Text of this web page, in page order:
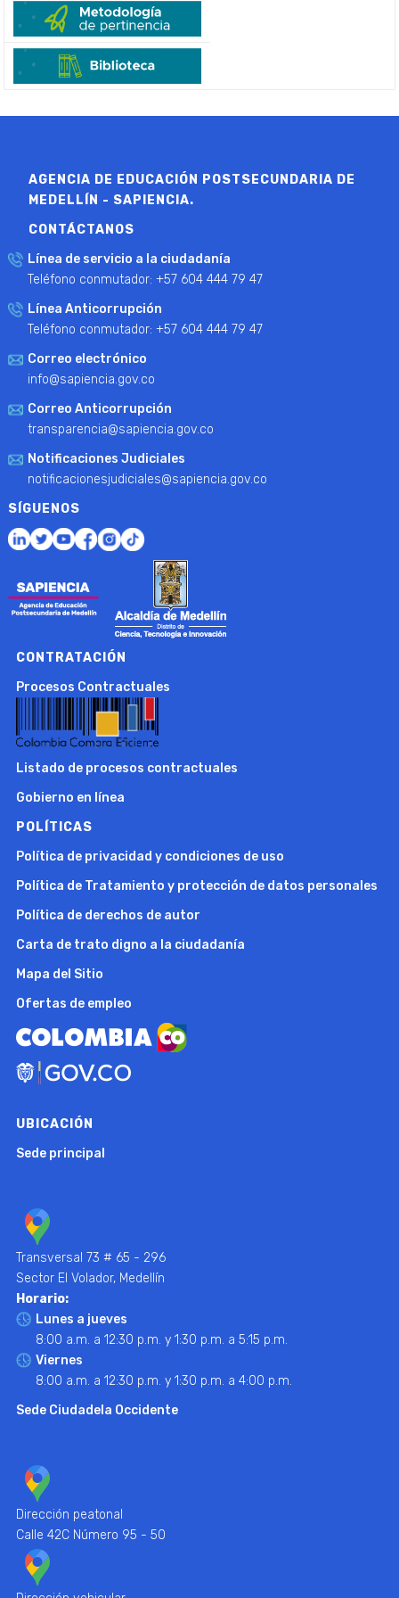
AGENCIA DE EDUCACIÓN POSTSECUNDARIA DE
MEDELLÍN - SAPIENCIA.
CONTÁCTANOS
Línea de servicio a la ciudadanía
Teléfono conmutador: +57 604 444 79 47
Línea Anticorrupción
Teléfono conmutador: +57 604 444 79 47
Correo electrónico
info@sapiencia.gov.co
Correo Anticorrupción
transparencia@sapiencia.gov.co
Notificaciones Judiciales
notificacionesjudiciales@sapiencia.gov.co
SÍGUENOS
CONTRATACIÓN
Procesos Contractuales
Listado de procesos contractuales
Gobierno en línea
POLÍTICAS
Política de privacidad y condiciones de uso
Política de Tratamiento y protección de datos personales
Política de derechos de autor
Carta de trato digno a la ciudadanía
Mapa del Sitio
Ofertas de empleo
UBICACIÓN
Sede principal
Transversal 73 # 65 - 296
Sector El Volador, Medellín
Horario:
Lunes a jueves
8:00 a.m. a 12:30 p.m. y 1:30 p.m. a 5:15 p.m.
Viernes
8:00 a.m. a 12:30 p.m. y 1:30 p.m. a 4:00 p.m.
Sede Ciudadela Occidente
Dirección peatonal
Calle 42C Número 95 - 50